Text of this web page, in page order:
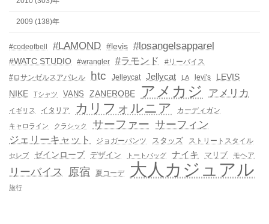
2009 (138)年
#codeofbell #LAMOND #levis #losangelsapparel
#WATC STUDIO #wrangler #ラモンド
#リーバイス
#ロサンゼルスアパレル
htc Jelleycat Jellycat LA levi's
LEVIS
NIKE
Tシャツ VANS ZANEROBE アメカジ アメリカ
イギリス イタリア カリフォルニア カーディガン
キャロライン クラシック サーファー サーフィン
ジェリーキャット
ジョガーパンツ スタッズ ストリートスタイル
セレブ ゼインローブ デザイン トートバッグ ナイキ マリブ モヘア
リーバイス 原宿 夏コーデ 大人カジュアル
旅行